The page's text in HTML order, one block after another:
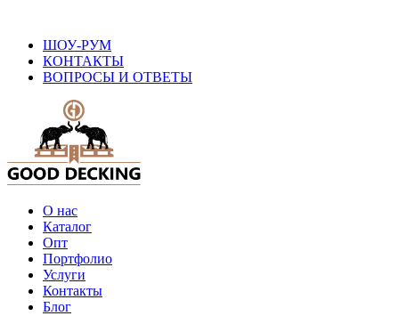
ШОУ-РУМ
КОНТАКТЫ
ВОПРОСЫ И ОТВЕТЫ
О нас
Каталог
Опт
Портфолио
Услуги
Контакты
Блог